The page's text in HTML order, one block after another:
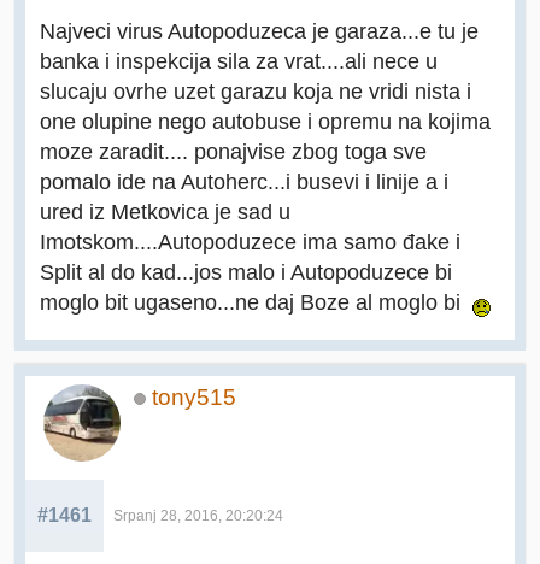
Najveci virus Autopoduzeca je garaza...e tu je
banka i inspekcija sila za vrat....ali nece u
slucaju ovrhe uzet garazu koja ne vridi nista i
one olupine nego autobuse i opremu na kojima
moze zaradit.... ponajvise zbog toga sve
pomalo ide na Autoherc...i busevi i linije a i
ured iz Metkovica je sad u
Imotskom....Autopoduzece ima samo đake i
Split al do kad...jos malo i Autopoduzece bi
moglo bit ugaseno...ne daj Boze al moglo bi
tony515
#1461 Srpanj 28, 2016, 20:20:24